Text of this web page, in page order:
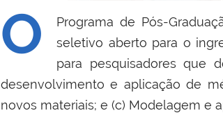
O
Programa de Pós-
seletivo aberto para o
para pesquisadores que
desenvolvimento e aplicação de
novos materiais; e (c) Modelagem e